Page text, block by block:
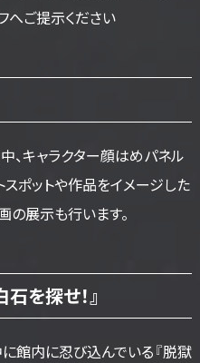
へご提示ください
、キャラクター顔はめパネル
スポットや作品をイメージした
の展示も行います。
を探せ！』
館内に忍び込んでいる『脱獄